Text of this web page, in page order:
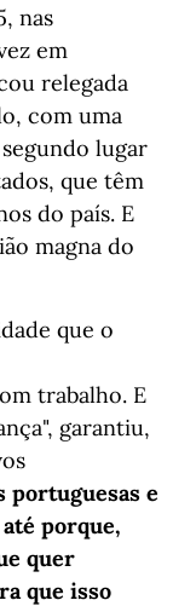
nas
em
relegada
com uma
lugar
que têm
do país. E
magna do
que o
trabalho. E
garantiu,
portuguesas e
porque,
quer
que isso